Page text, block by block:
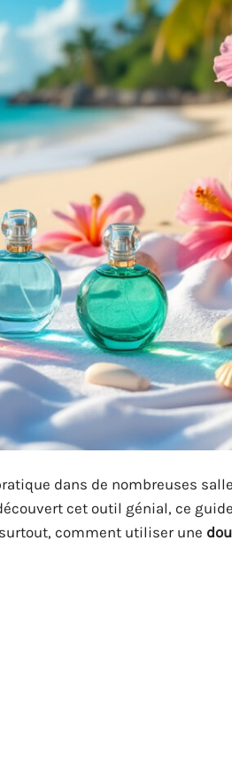
dans de nombreuses
cet outil génial, ce
comment utiliser une